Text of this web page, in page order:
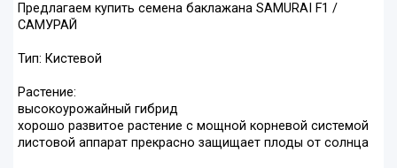
Предлагаем купить семена баклажана SAMURAI F1 /
САМУРАЙ
Тип: Кистевой
Растение:
высокоурожайный гибрид
хорошо развитое растение с мощной корневой системой
листовой аппарат прекрасно защищает плоды от солнца